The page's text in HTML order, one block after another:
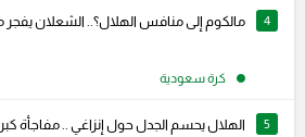
4 مالكوم إلى منافس الهلال؟.. الشعلان يفجر
كرة سعودية
5 الهلال يحسم الجدل حول إنزاغي .. مفاجأة